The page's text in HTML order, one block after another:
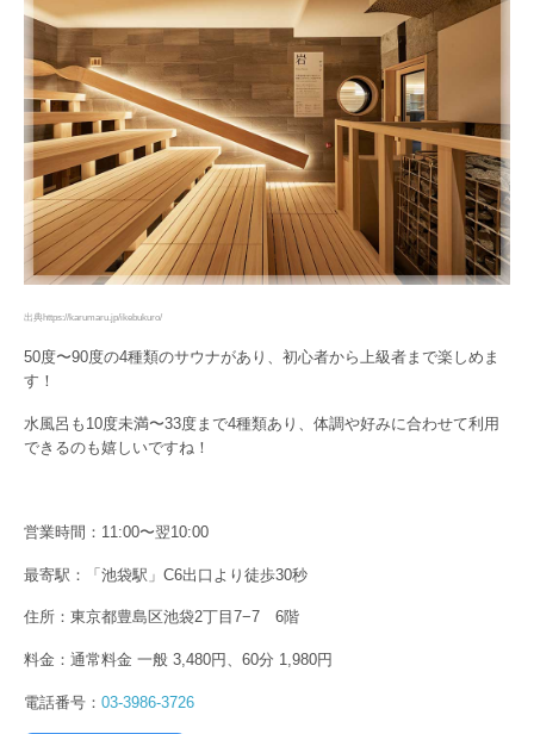
出典https://karumaru.jp/ikebukuro/
50度〜90度の4種類のサウナがあり、初心者から上級者まで楽しめま
す！
水風呂も10度未満〜33度まで4種類あり、体調や好みに合わせて利用
できるのも嬉しいですね！
営業時間：11:00〜翌10:00
最寄駅：「池袋駅」C6出口より徒歩30秒
住所：東京都豊島区池袋2丁目7−7 6階
料金：通常料金 一般 3,480円、60分 1,980円
電話番号： 03-3986-3726